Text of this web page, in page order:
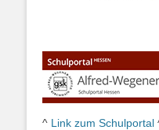
^ Link zum Schulportal